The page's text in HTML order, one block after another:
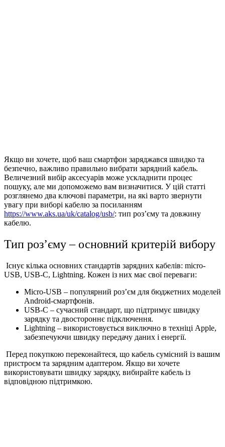
Якщо ви хочете, щоб ваш смартфон заряджався швидко та
безпечно, важливо правильно вибрати зарядний кабель.
Величезний вибір аксесуарів може ускладнити процес
пошуку, але ми допоможемо вам визначитися. У цій статті
розглянемо два ключові параметри, на які варто звернути
увагу при виборі кабелю за посиланням
https://www.aks.ua/uk/catalog/usb/: тип роз’єму та довжину
кабелю.
Тип роз’єму – основний критерій вибору
Існує кілька основних стандартів зарядних кабелів: micro-
USB, USB-C, Lightning. Кожен із них має свої переваги:
Micro-USB – популярний роз’єм для бюджетних моделей
Android-смартфонів.
USB-C – сучасний стандарт, що підтримує швидку
зарядку та двостороннє підключення.
Lightning – використовується виключно в техніці Apple,
забезпечуючи швидку передачу даних і енергії.
Перед покупкою переконайтеся, що кабель сумісний із вашим
пристроєм та зарядним адаптером. Якщо ви хочете
використовувати швидку зарядку, вибирайте кабель із
відповідною підтримкою.